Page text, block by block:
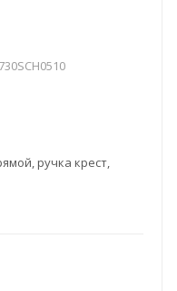
ручка крест,